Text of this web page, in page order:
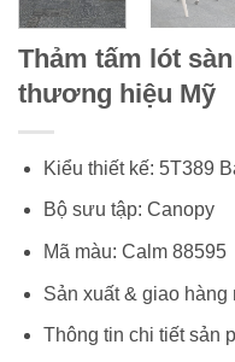
Thảm tấm lót
thương hiệu Mỹ
Kiểu thiết kế: 5T389
Bộ sưu tập: Canopy
Mã màu: Calm 88595
Sản xuất & giao hàng
Thông tin chi tiết sản